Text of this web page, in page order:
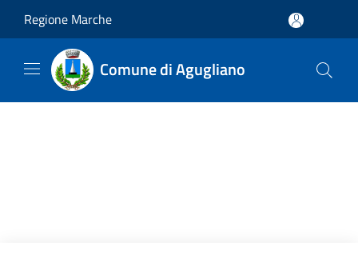
Regione Marche
Comune di Agugliano